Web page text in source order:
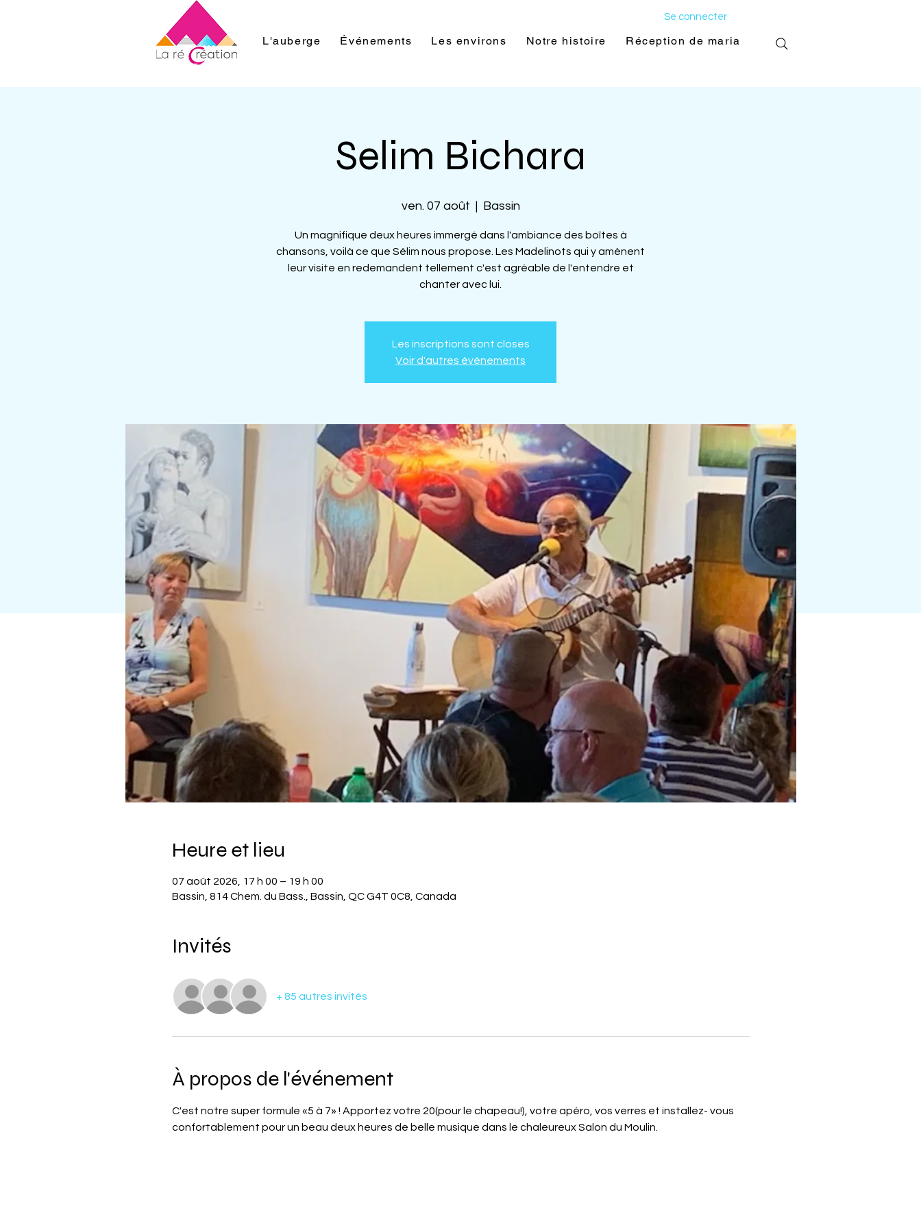
L'auberge Événements Les environs Notre histoire Réception de mariage Galerie photo
Se connecter
Selim Bichara
ven. 07 août
  |
Bassin
Un magnifique deux heures immergé dans l'ambiance des boîtes à
chansons, voilà ce que Sélim nous propose. Les Madelinots qui y amènent
leur visite en redemandent tellement c'est agréable de l'entendre et
chanter avec lui.
Les inscriptions sont closes
Voir d'autres événements
Heure et lieu
07 août 2026, 17 h 00 – 19 h 00
Bassin, 814 Chem. du Bass., Bassin, QC G4T 0C8, Canada
Invités
+ 85 autres invités
À propos de l'événement
C'est notre super formule «5 à 7» ! Apportez votre 20(pour le chapeau!), votre apéro, vos verres et installez- vous
confortablement pour un beau deux heures de belle musique dans le chaleureux Salon du Moulin.